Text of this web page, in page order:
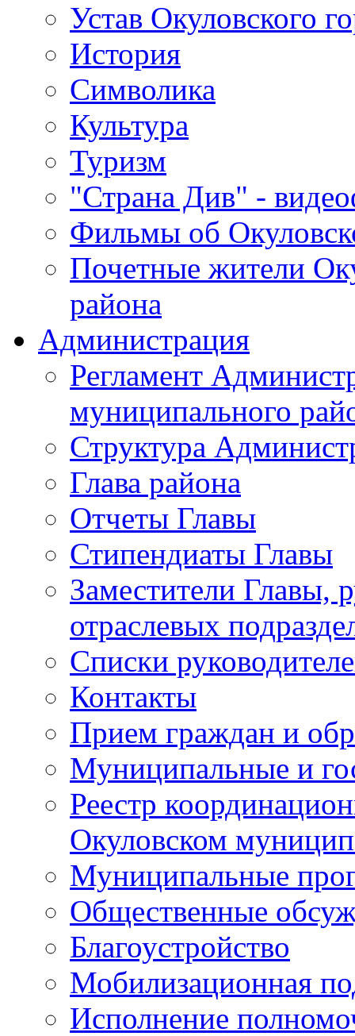
Устав Окуловского
История
Символика
Культура
Туризм
"Страна Див" -
Фильмы об
Почетные жители
района
Администрация
Регламент
муниципального
Структура
Глава района
Отчеты Главы
Стипендиаты Главы
Заместители Главы,
отраслевых
Списки
Контакты
Прием граждан и
Муниципальные и
Реестр
Окуловском
Муниципальные
Общественные
Благоустройство
Мобилизационная
Исполнение